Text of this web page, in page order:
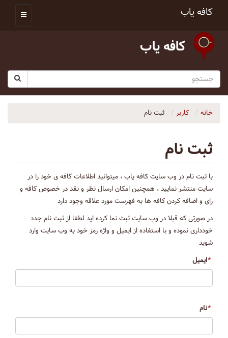
کافه یاب
کافه یاب
خانه کاربر ثبت نام
ثبت نام
با ثبت نام در وب سایت کافه یاب ، میتوانید اطلاعات کافه ی خود را در
سایت منتشر نمایید ، همچنین امکان ارسال نظر و نقد در خصوص کافه و
رای و اضافه کردن کافه ها به فهرست مورد علاقه وجود دارد
در صورتی که قبلا در وب سایت ثبت نما کرده اید لطفا از ثبت نام جدد
خودداری نموده و با استفاده از ایمیل و واژه رمز خود به وب سایت وارد
شوید
*ایمیل
*نام